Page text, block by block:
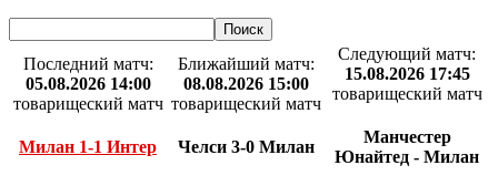
Последний матч:
05.08.2026 14:00
товарищеский матч
Милан 1-1 Интер
Ближайший матч:
08.08.2026 15:00
товарищеский матч
Челси 3-0 Милан
Следующий матч:
15.08.2026 17:45
товарищеский матч
Манчестер
Юнайтед - Милан